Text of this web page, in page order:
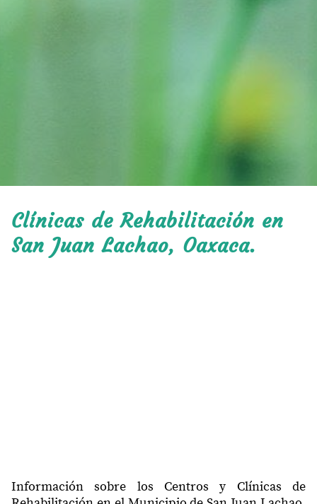
Clínicas de Rehabilitación en
San Juan Lachao, Oaxaca.
Información sobre los Centros y Clínicas de